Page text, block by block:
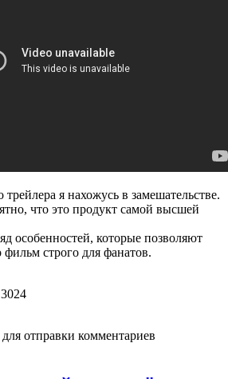
я нахожусь в замешательстве.
что это продукт самой высшей
особенностей, которые позволяют
строго для фанатов.
для отправки комментариев